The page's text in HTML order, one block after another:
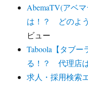
AbemaTV(アベ
は！？ どのよ
ビュー
Taboola【タブ
る！？ 代理店
求人・採用検索